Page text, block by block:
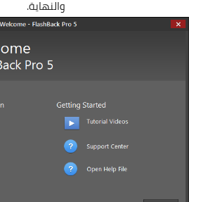
والنهاية.